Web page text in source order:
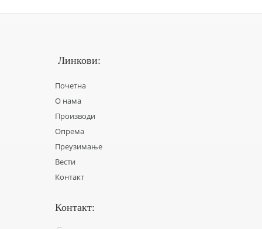
Линкови:
Почетна
О нама
Производи
Опрема
Преузимање
Вести
Контакт
Контакт: